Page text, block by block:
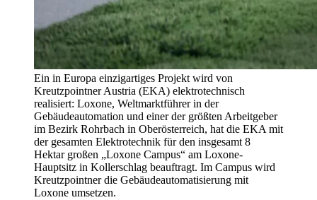
Ein in Europa einzigartiges Projekt wird von
Kreutzpointner Austria (EKA) elektrotechnisch
realisiert: Loxone, Weltmarktführer in der
Gebäudeautomation und einer der größten Arbeitgeber
im Bezirk Rohrbach in Oberösterreich, hat die EKA mit
der gesamten Elektrotechnik für den insgesamt 8
Hektar großen „Loxone Campus“ am Loxone-
Hauptsitz in Kollerschlag beauftragt. Im Campus wird
Kreutzpointner die Gebäudeautomatisierung mit
Loxone umsetzen.